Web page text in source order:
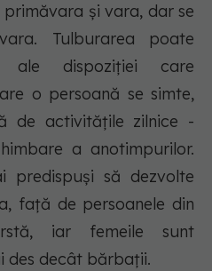
și vara, dar se
Tulburarea poate
ale dispoziției care
o persoană se simte,
de activitățile zilnice -
a anotimpurilor.
predispuși să dezvolte
față de persoanele din
iar femeile sunt
des decât bărbații.